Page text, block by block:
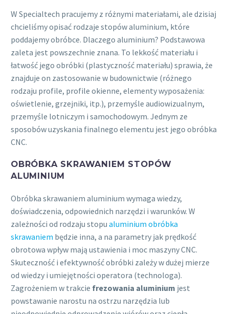
W Specialtech pracujemy z różnymi materiałami, ale dzisiaj
chcieliśmy opisać rodzaje stopów aluminium, które
poddajemy obróbce. Dlaczego aluminium? Podstawowa
zaleta jest powszechnie znana. To lekkość materiału i
łatwość jego obróbki (plastyczność materiału) sprawia, że
znajduje on zastosowanie w budownictwie (różnego
rodzaju profile, profile okienne, elementy wyposażenia:
oświetlenie, grzejniki, itp.), przemyśle audiowizualnym,
przemyśle lotniczym i samochodowym. Jednym ze
sposobów uzyskania finalnego elementu jest jego obróbka
CNC.
OBRÓBKA SKRAWANIEM STOPÓW
ALUMINIUM
Obróbka skrawaniem aluminium wymaga wiedzy,
doświadczenia, odpowiednich narzędzi i warunków. W
zależności od rodzaju stopu aluminium obróbka
skrawaniem będzie inna, a na parametry jak prędkość
obrotowa wpływ mają ustawienia i moc maszyny CNC.
Skuteczność i efektywność obróbki zależy w dużej mierze
od wiedzy i umiejętności operatora (technologa).
Zagrożeniem w trakcie frezowania aluminium jest
powstawanie narostu na ostrzu narzędzia lub